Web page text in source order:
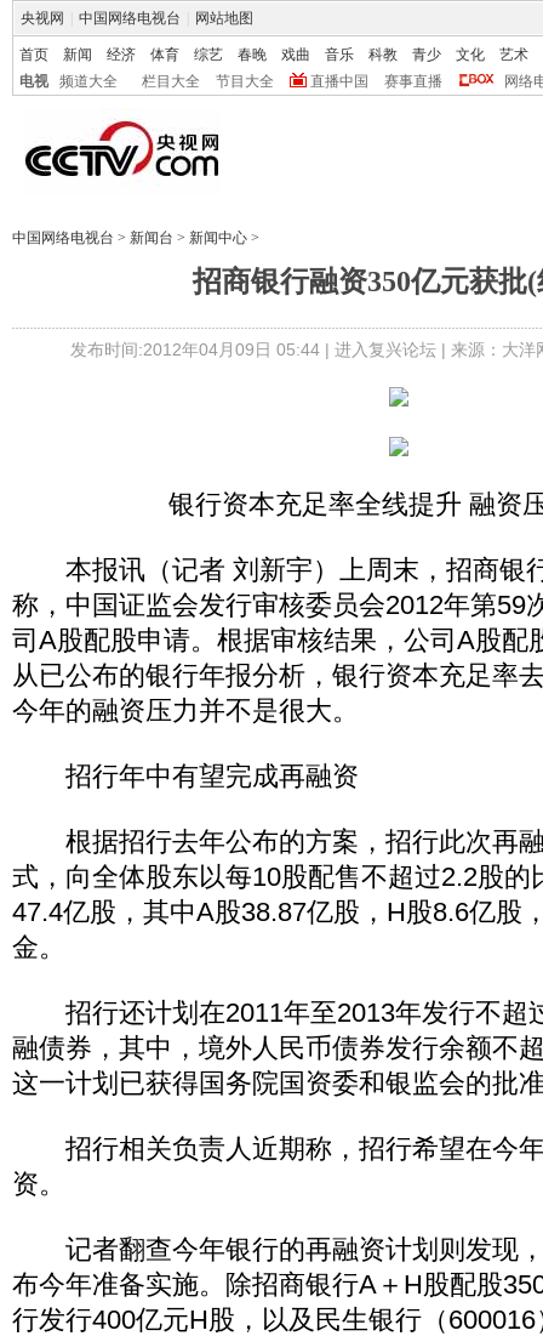
央视网 中国网络电视台 网站地图
首页 新闻 经济 体育 综艺 春晚 戏曲 音乐 科教 青少 文化
艺术
电视
频道大全 栏目大全 节目大全 直播中国 赛事直播 网络
中国网络电视台 > 新闻台 > 新闻中心 >
招商银行融资350亿元获批
发布时间:2012年04月09日 05:44 | 进入复兴论坛 | 来源：大
银行资本充足率全线提升 融资
本报讯（记者 刘新宇）上周末，招商银
称，中国证监会发行审核委员会2012年第59
司A股配股申请。根据审核结果，公司A股配
从已公布的银行年报分析，银行资本充足率
今年的融资压力并不是很大。
招行年中有望完成再融资
根据招行去年公布的方案，招行此次再
式，向全体股东以每10股配售不超过2.2股的
47.4亿股，其中A股38.87亿股，H股8.6亿股
金。
招行还计划在2011年至2013年发行不超
融债券，其中，境外人民币债券发行余额不
这一计划已获得国务院国资委和银监会的批
招行相关负责人近期称，招行希望在今
资。
记者翻查今年银行的再融资计划则发现
布今年准备实施。除招商银行A＋H股配股
行发行400亿元H股，以及民生银行（